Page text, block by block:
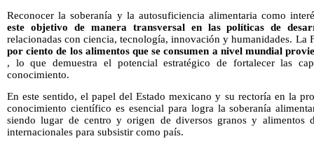
Reconocer la soberanía y la autosuficiencia alimentaria como
este objetivo de manera transversal en las políticas de
relacionadas con ciencia, tecnología, innovación y humanidades. La
por ciento de los alimentos que se consumen a nivel mundial
, lo que demuestra el potencial estratégico de fortalecer las
conocimiento.
En este sentido, el papel del Estado mexicano y su rectoría en la
conocimiento científico es esencial para logra la soberanía
siendo lugar de centro y origen de diversos granos y alimentos
internacionales para subsistir como país.